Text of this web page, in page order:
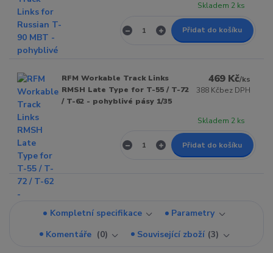
Skladem 2 ks
Přidat do košíku
RFM Workable Track Links
RMSH Late Type for T-55 / T-72
/ T-62 - pohyblivé pásy 1/35
469 Kč/ks
388 Kčbez DPH
Skladem 2 ks
Přidat do košíku
Kompletní specifikace
Parametry
Komentáře
0 Související zboží 3